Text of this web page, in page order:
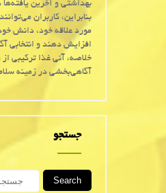
بهداشتی و آخرین
بنابراین، کاربران
مورد علاقه خود، دانش
افزایش دهند و انتخابی
خلاصه، آنی غذا ترکیبی
آگاهی‌بخشی در زمینه
جستجو
Search